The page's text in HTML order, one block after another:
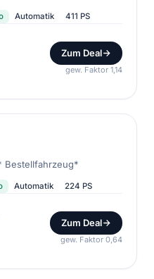
Automatik 411 PS
Zum Deal
gew. Faktor 1,14
Bestellfahrzeug*
Automatik 224 PS
Zum Deal
gew. Faktor 0,64